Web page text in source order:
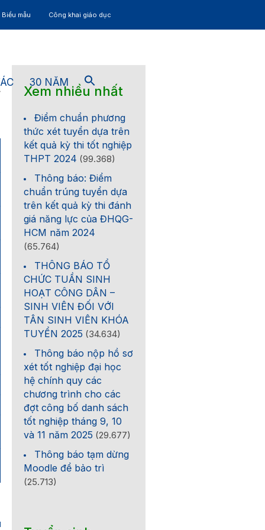
mẫu Công khai giáo dục
30 NĂM
Xem nhiều nhất
Điểm chuẩn phương
thức xét tuyển dựa trên
kết quả kỳ thi tốt nghiệp
THPT 2024 (99.368)
Thông báo: Điểm
chuẩn trúng tuyển dựa
trên kết quả kỳ thi đánh
giá năng lực của ĐHQG-
HCM năm 2024
(65.764)
THÔNG BÁO TỔ
CHỨC TUẦN SINH
HOẠT CÔNG DÂN –
SINH VIÊN ĐỐI VỚI
TÂN SINH VIÊN KHÓA
TUYỂN 2025 (34.634)
Thông báo nộp hồ sơ
xét tốt nghiệp đại học
hệ chính quy các
chương trình cho các
đợt công bố danh sách
tốt nghiệp tháng 9, 10
và 11 năm 2025 (29.677)
Thông báo tạm dừng
Moodle để bảo trì
(25.713)